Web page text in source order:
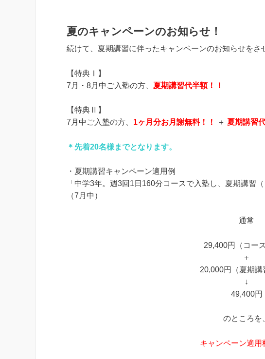
夏のキャンペーンのお知らせ！
続けて、夏期講習に伴ったキャンペーンのお知らせをさ
【特典Ⅰ】
7月・8月中ご入塾の方、 夏期講習代半額！！
【特典Ⅱ】
7月中ご入塾の方、 1ヶ月分お月謝無料！！ ＋ 夏期講習
＊先着20名様までとなります。
・夏期講習キャンペーン適用例
「中学3年。週3回1日160分コースで入塾し、夏期講習
（7月中）
通常
29,400円（コー
＋
20,000円（夏期講
↓
49,400円
のところを
キャンペーン適用